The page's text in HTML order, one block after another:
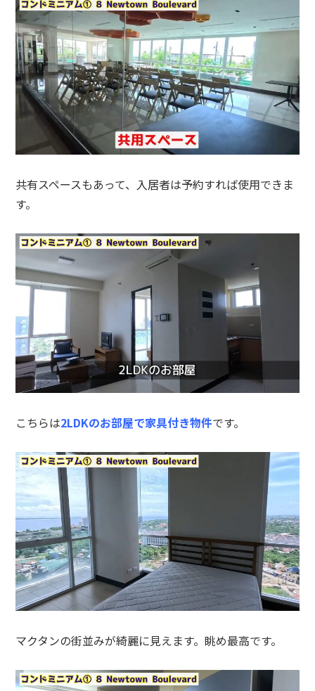
共有スペースもあって、入居者は予約すれば使用できま
す。
こちらは2LDKのお部屋で家具付き物件です。
マクタンの街並みが綺麗に見えます。眺め最高です。